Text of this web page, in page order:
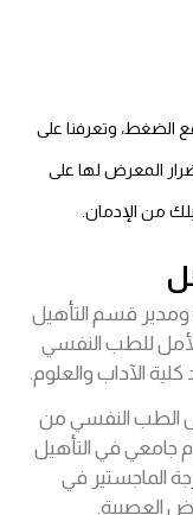
الضغط، وتعرفنا على
المعرض لها على
من الإدمان.
ومدير قسم التأهيل
للطب النفسي
الآداب والعلوم.
الطب النفسي من
جامعي في التأهيل
الماجستير في
العصبية.